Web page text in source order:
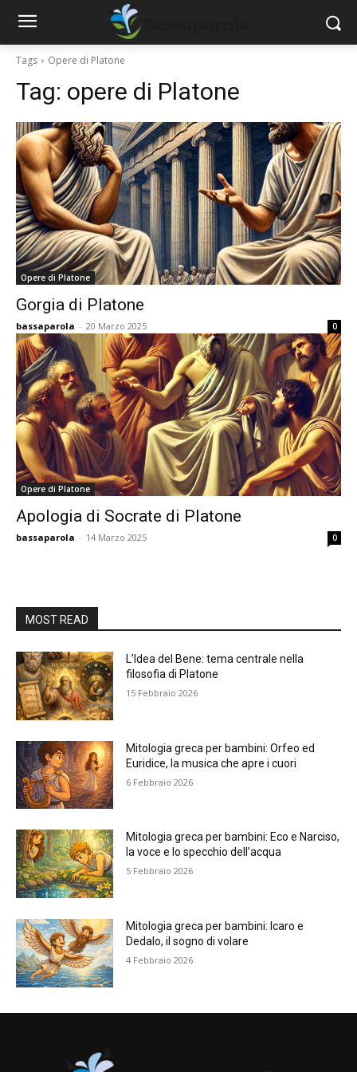
Tags Opere di Platone
Tag: opere di Platone
Opere di Platone
Gorgia di Platone
bassaparola - 20 Marzo 2025 0
Opere di Platone
Apologia di Socrate di Platone
bassaparola - 14 Marzo 2025 0
MOST READ
L’Idea del Bene: tema centrale nella
filosofia di Platone
15 Febbraio 2026
Mitologia greca per bambini: Orfeo ed
Euridice, la musica che apre i cuori
6 Febbraio 2026
Mitologia greca per bambini: Eco e Narciso,
la voce e lo specchio dell’acqua
5 Febbraio 2026
Mitologia greca per bambini: Icaro e
Dedalo, il sogno di volare
4 Febbraio 2026